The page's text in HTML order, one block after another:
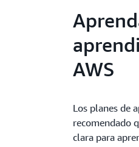
AWS
Los planes de
recomendado
clara para